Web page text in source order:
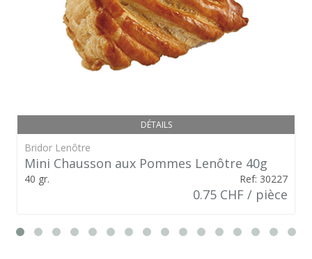
DÉTAILS
Bridor Lenôtre
Mini Chausson aux Pommes Lenôtre 40g
40 gr. Ref: 30227
0.75 CHF / pièce